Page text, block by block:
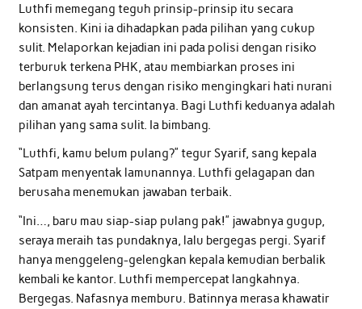
Luthfi memegang teguh prinsip-prinsip itu secara
konsisten. Kini ia dihadapkan pada pilihan yang cukup
sulit. Melaporkan kejadian ini pada polisi dengan risiko
terburuk terkena PHK, atau membiarkan proses ini
berlangsung terus dengan risiko mengingkari hati nurani
dan amanat ayah tercintanya. Bagi Luthfi keduanya adalah
pilihan yang sama sulit. Ia bimbang.
“Luthfi, kamu belum pulang?” tegur Syarif, sang kepala
Satpam menyentak lamunannya. Luthfi gelagapan dan
berusaha menemukan jawaban terbaik.
“Ini…, baru mau siap-siap pulang pak!” jawabnya gugup,
seraya meraih tas pundaknya, lalu bergegas pergi. Syarif
hanya menggeleng-gelengkan kepala kemudian berbalik
kembali ke kantor. Luthfi mempercepat langkahnya.
Bergegas. Nafasnya memburu. Batinnya merasa khawatir